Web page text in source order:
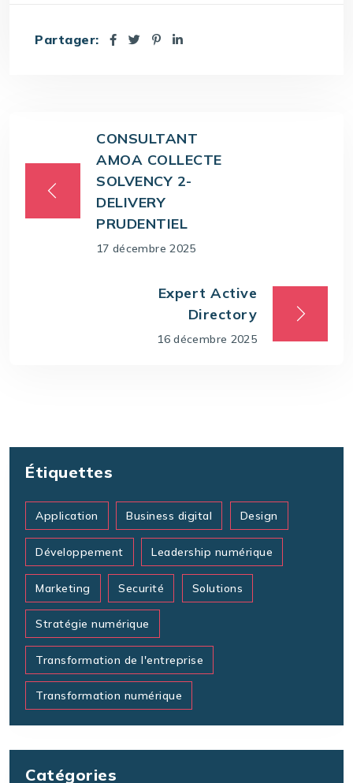
Partager:
CONSULTANT
AMOA COLLECTE
SOLVENCY 2-
DELIVERY
PRUDENTIEL
17 décembre 2025
Expert Active
Directory
16 décembre 2025
Étiquettes
Application Business digital Design
Développement Leadership numérique
Marketing Securité Solutions
Stratégie numérique
Transformation de l'entreprise
Transformation numérique
Catégories